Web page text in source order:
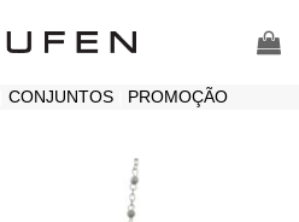
CONJUNTOS| PROMOÇÃO